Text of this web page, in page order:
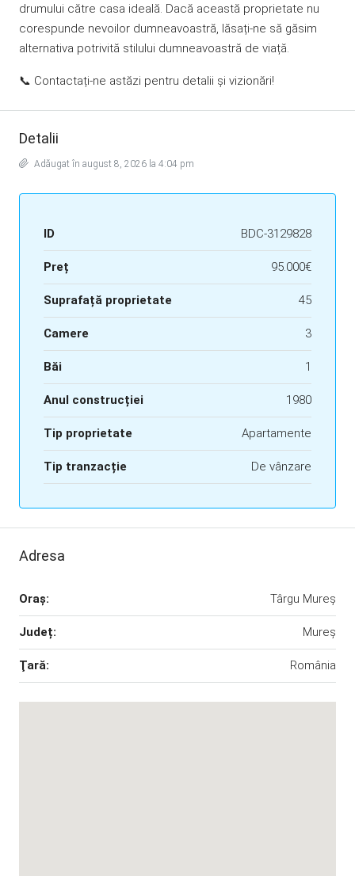
drumului către casa ideală. Dacă această proprietate nu
corespunde nevoilor dumneavoastră, lăsați-ne să găsim
alternativa potrivită stilului dumneavoastră de viață.
📞 Contactați-ne astăzi pentru detalii și vizionări!
Detalii
Adăugat în august 8, 2026 la 4:04 pm
ID BDC-3129828
Preț 95.000€
Suprafață proprietate 45
Camere 3
Băi 1
Anul construcției 1980
Tip proprietate Apartamente
Tip tranzacție De vânzare
Adresa
Oraş: Târgu Mureș
Județ: Mureș
Ţară: România